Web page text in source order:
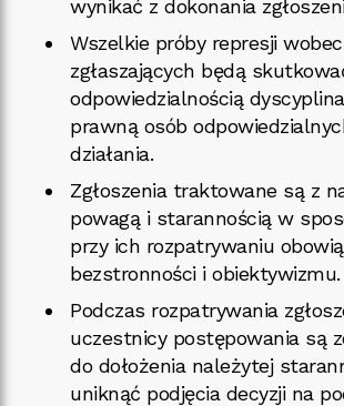
wynikać z dokonania
Wszelkie próby represji
zgłaszających będą
odpowiedzialnością
prawną osób
działania.
Zgłoszenia traktowane są z
powagą i starannością w
przy ich rozpatrywaniu
bezstronności i obiektywizmu.
Podczas rozpatrywania
uczestnicy postępowania są
do dołożenia należytej
uniknąć podjęcia decyzji na